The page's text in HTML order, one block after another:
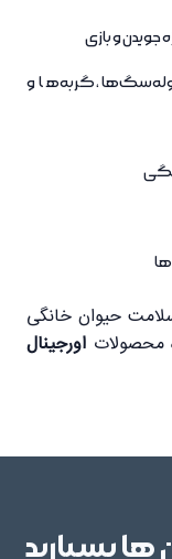
و بازی
توله‌سگ‌ها، گربه‌ها و
حیوان خانگی
محصولات اورجینال
بسپارید